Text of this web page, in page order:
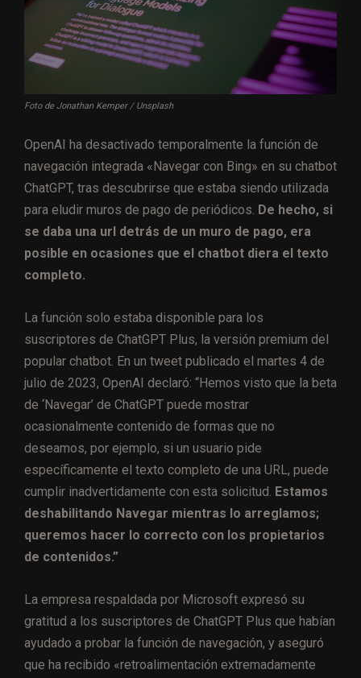
Foto de Jonathan Kemper / Unsplash
OpenAI ha desactivado temporalmente la función de
navegación integrada «Navegar con Bing» en su chatbot
ChatGPT, tras descubrirse que estaba siendo utilizada
para eludir muros de pago de periódicos. De hecho, si
se daba una url detrás de un muro de pago, era
posible en ocasiones que el chatbot diera el texto
completo.
La función solo estaba disponible para los
suscriptores de ChatGPT Plus, la versión premium del
popular chatbot. En un tweet publicado el martes 4 de
julio de 2023, OpenAI declaró: “Hemos visto que la beta
de ‘Navegar’ de ChatGPT puede mostrar
ocasionalmente contenido de formas que no
deseamos, por ejemplo, si un usuario pide
específicamente el texto completo de una URL, puede
cumplir inadvertidamente con esta solicitud. Estamos
deshabilitando Navegar mientras lo arreglamos;
queremos hacer lo correcto con los propietarios
de contenidos.”
La empresa respaldada por Microsoft expresó su
gratitud a los suscriptores de ChatGPT Plus que habían
ayudado a probar la función de navegación, y aseguró
que ha recibido «retroalimentación extremadamente